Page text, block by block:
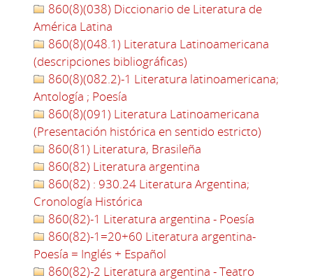
860(8)(038) Diccionario de Literatura de
América Latina
860(8)(048.1) Literatura Latinoamericana
(descripciones bibliográficas)
860(8)(082.2)-1 Literatura latinoamericana;
Antología ; Poesía
860(8)(091) Literatura Latinoamericana
(Presentación histórica en sentido estricto)
860(81) Literatura, Brasileña
860(82) Literatura argentina
860(82) : 930.24 Literatura Argentina;
Cronología Histórica
860(82)-1 Literatura argentina - Poesía
860(82)-1=20+60 Literatura argentina-
Poesía = Inglés + Español
860(82)-2 Literatura argentina - Teatro